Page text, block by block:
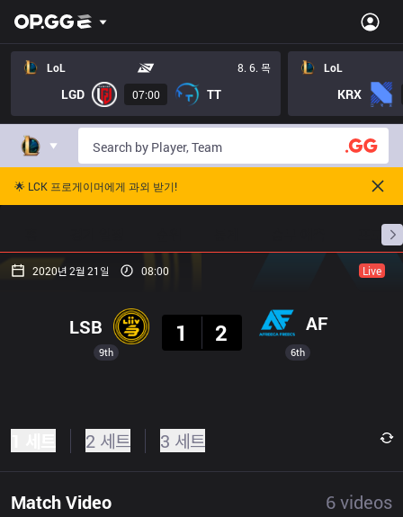
LoL 8. 6. 목
LGD 07:00 TT
LoL
KRX
🌟 LCK 프로게이머에게 과외 받기!
프로빌
2020년 2월 21일 08:00 Live
9th
LSB
1
2 AF
6th
2 세트 3 세트
Match Video 6videos